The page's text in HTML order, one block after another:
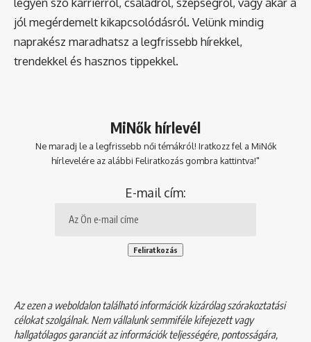
jól megérdemelt kikapcsolódásról. Velünk mindig
naprakész maradhatsz a legfrissebb hírekkel,
trendekkel és hasznos tippekkel.
MiNők hírlevél
Ne maradj le a legfrissebb női témákról! Iratkozz fel a MiNők
hírlevelére az alábbi Feliratkozás gombra kattintva!"
E-mail cím:
Az ezen a weboldalon található információk kizárólag szórakoztatási
célokat szolgálnak. Nem vállalunk semmiféle kifejezett vagy
hallgatólagos garanciát az információk teljességére, pontosságára,